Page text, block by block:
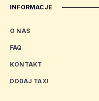
INFORMACJE
O NAS
FAQ
KONTAKT
DODAJ TAXI